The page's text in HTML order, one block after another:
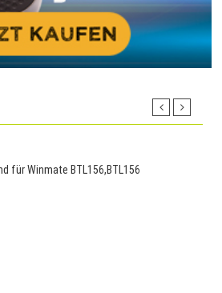
für Winmate BTL156,BTL156